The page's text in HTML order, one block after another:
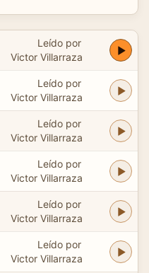
Leído por
Victor Villarraza
Leído por
Victor Villarraza
Leído por
Victor Villarraza
Leído por
Victor Villarraza
Leído por
Victor Villarraza
Leído por
Victor Villarraza